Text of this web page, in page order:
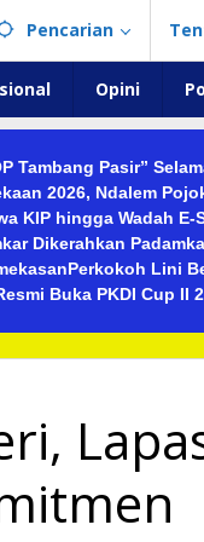
Pencarian
Opini
Tambang Pasir”
2026, Ndalem
KIP hingga Wadah E-
Dikerahkan
Perkokoh Lini
Buka PKDI Cup II